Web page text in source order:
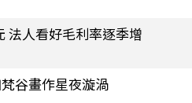
法人看好毛利率逐季增
谷畫作星夜漩渦